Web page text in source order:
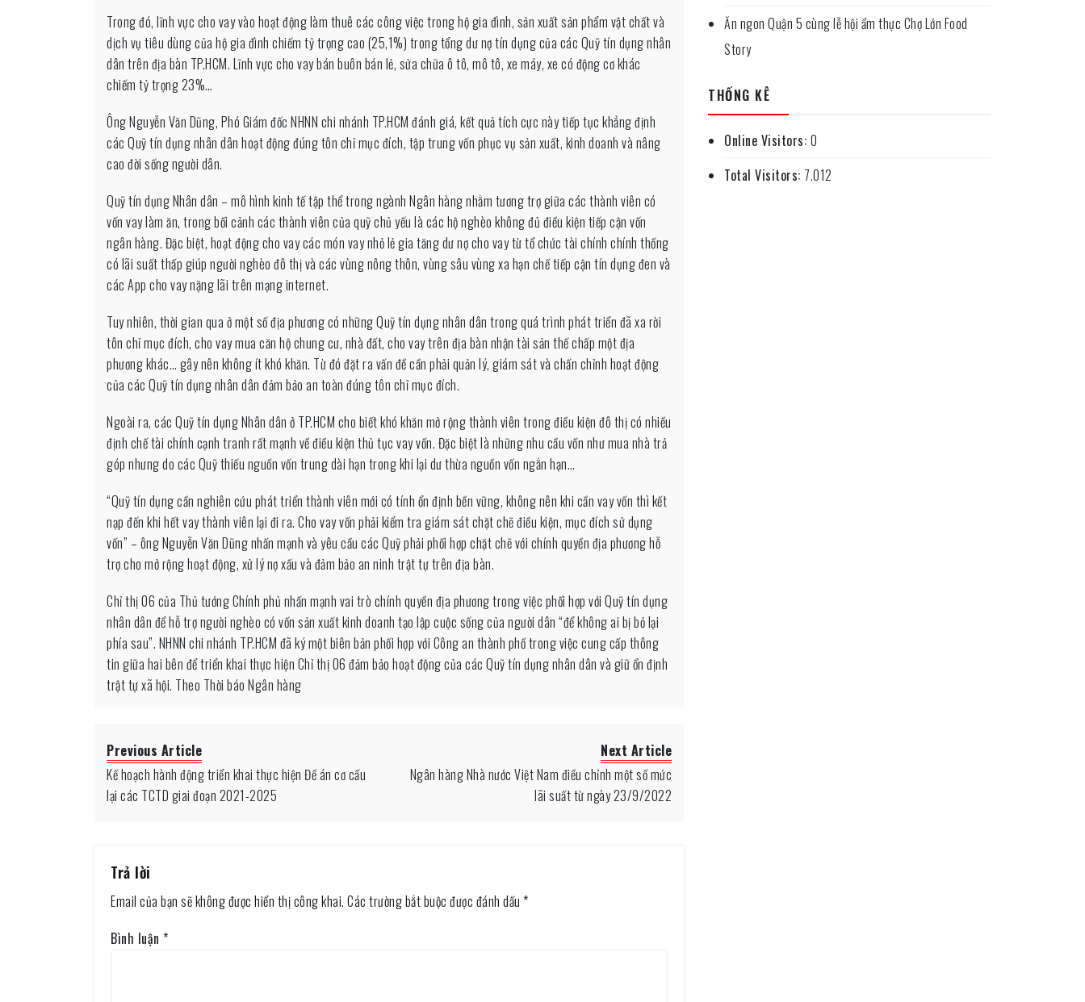
Trong đó, lĩnh vực cho vay vào hoạt động làm thuê các công việc trong hộ gia đình, sản xuất sản phẩm vật chất và
dịch vụ tiêu dùng của hộ gia đình chiếm tỷ trọng cao (25,1%) trong tổng dư nợ tín dụng của các Quỹ tín dụng nhân
dân trên địa bàn TP.HCM. Lĩnh vực cho vay bán buôn bán lẻ, sửa chữa ô tô, mô tô, xe máy, xe có động cơ khác
chiếm tỷ trọng 23%…
Ông Nguyễn Văn Dũng, Phó Giám đốc NHNN chi nhánh TP.HCM đánh giá, kết quả tích cực này tiếp tục khẳng định
các Quỹ tín dụng nhân dân hoạt động đúng tôn chỉ mục đích, tập trung vốn phục vụ sản xuất, kinh doanh và nâng
cao đời sống người dân.
Quỹ tín dụng Nhân dân – mô hình kinh tế tập thể trong ngành Ngân hàng nhằm tương trợ giữa các thành viên có
vốn vay làm ăn, trong bối cảnh các thành viên của quỹ chủ yếu là các hộ nghèo không đủ điều kiện tiếp cận vốn
ngân hàng. Đặc biệt, hoạt động cho vay các món vay nhỏ lẻ gia tăng dư nợ cho vay từ tổ chức tài chính chính thống
có lãi suất thấp giúp người nghèo đô thị và các vùng nông thôn, vùng sâu vùng xa hạn chế tiếp cận tín dụng đen và
các App cho vay nặng lãi trên mạng internet.
Tuy nhiên, thời gian qua ở một số địa phương có những Quỹ tín dụng nhân dân trong quá trình phát triển đã xa rời
tôn chỉ mục đích, cho vay mua căn hộ chung cư, nhà đất, cho vay trên địa bàn nhận tài sản thế chấp một địa
phương khác… gây nên không ít khó khăn. Từ đó đặt ra vấn đề cần phải quản lý, giám sát và chấn chỉnh hoạt động
của các Quỹ tín dụng nhân dân đảm bảo an toàn đúng tôn chỉ mục đích.
Ngoài ra, các Quỹ tín dụng Nhân dân ở TP.HCM cho biết khó khăn mở rộng thành viên trong điều kiện đô thị có nhiều
định chế tài chính cạnh tranh rất mạnh về điều kiện thủ tục vay vốn. Đặc biệt là những nhu cầu vốn như mua nhà trả
góp nhưng do các Quỹ thiếu nguồn vốn trung dài hạn trong khi lại dư thừa nguồn vốn ngắn hạn…
“Quỹ tín dụng cần nghiên cứu phát triển thành viên mới có tính ổn định bền vững, không nên khi cần vay vốn thì kết
nạp đến khi hết vay thành viên lại đi ra. Cho vay vốn phải kiểm tra giám sát chặt chẽ điều kiện, mục đích sử dụng
vốn” – ông Nguyễn Văn Dũng nhấn mạnh và yêu cầu các Quỹ phải phối hợp chặt chẽ với chính quyền địa phương hỗ
trợ cho mở rộng hoạt động, xử lý nợ xấu và đảm bảo an ninh trật tự trên địa bàn.
Chỉ thị 06 của Thủ tướng Chính phủ nhấn mạnh vai trò chính quyền địa phương trong việc phối hợp với Quỹ tín dụng
nhân dân để hỗ trợ người nghèo có vốn sản xuất kinh doanh tạo lập cuộc sống của người dân “để không ai bị bỏ lại
phía sau”. NHNN chi nhánh TP.HCM đã ký một biên bản phối hợp với Công an thành phố trong việc cung cấp thông
tin giữa hai bên để triển khai thực hiện Chỉ thị 06 đảm bảo hoạt động của các Quỹ tín dụng nhân dân và giữ ổn định
trật tự xã hội. Theo Thời báo Ngân hàng
Previous Article
Kế hoạch hành động triển khai thực hiện Đề án cơ cấu
lại các TCTD giai đoạn 2021-2025
Next Article
Ngân hàng Nhà nước Việt Nam điều chỉnh một số mức
lãi suất từ ngày 23/9/2022
Trả lời
Email của bạn sẽ không được hiển thị công khai. Các trường bắt buộc được đánh dấu *
Bình luận *
Ăn ngon Quận 5 cùng lễ hội ẩm thực Chợ Lớn Food
Story
THỐNG KÊ
Online Visitors: 0
Total Visitors: 7.012